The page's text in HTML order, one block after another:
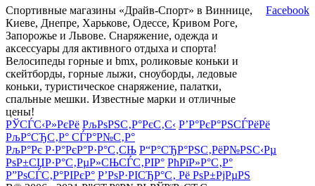
Спортивные магазины «Драйв-Спорт» в Виннице,
Киеве, Днепре, Харькове, Одессе, Кривом Роге,
Запорожье и Львове. Снаряжение, одежда и
аксессуары для активного отдыха и спорта!
Велосипеды горные и bmx, роликовые коньки и
скейтборды, горные лыжи, сноуборды, ледовые
коньки, туристическое снаряжение, палатки,
спальные мешки. Известные марки и отличные
цены!
Facebook
РЎСЃС‹Р»РєРё РљРѕРЅС‚Р°РєС‚С‹ Р’Р°РєР°РЅСЃРёРё
РљР°СЂС‚Р° СЃР°Р№С‚Р°
РљР°Рє Р·Р°РєР°Р·Р°С‚СЊ Р“Р°СЂР°РЅС‚РёР№РЅС‹Рµ
РѕР±СЏР·Р°С‚РµР»СЊСЃС‚РІР° РћРїР»Р°С‚Р°
Р”РѕСЃС‚Р°РІРєР° Р’РѕР·РІСЂР°С‚ Рё РѕР±РјРµРЅ